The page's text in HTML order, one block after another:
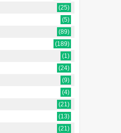
(25)
(5)
(89)
(189)
(1)
(24)
(9)
(4)
(21)
(13)
(21)